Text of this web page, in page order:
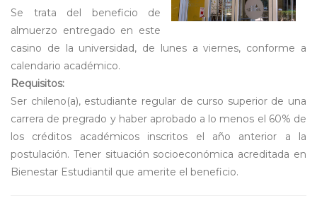
Se trata del beneficio de
almuerzo entregado en este
casino de la universidad, de lunes a viernes, conforme a
calendario académico.
Requisitos:
Ser chileno(a), estudiante regular de curso superior de una
carrera de pregrado y haber aprobado a lo menos el 60% de
los créditos académicos inscritos el año anterior a la
postulación. Tener situación socioeconómica acreditada en
Bienestar Estudiantil que amerite el beneficio.